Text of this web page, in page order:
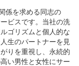
係を求める同志の
ビスです。当社の洗
ゴリズムと個人的な
生のパートナーを見
りを重視し、永続的
い男性と女性にサー